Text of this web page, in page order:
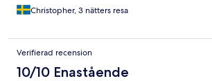
Christopher, 3 nätters resa
Verifierad recension
10/10 Enastående